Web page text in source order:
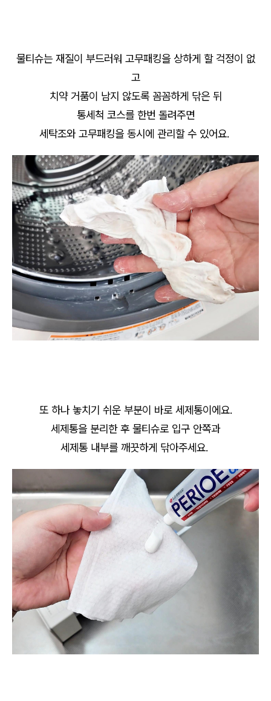
물티슈는 재질이 부드러워 고무패킹을 상하게 할 걱정이 없
고
치약 거품이 남지 않도록 꼼꼼하게 닦은 뒤
통세척 코스를 한번 돌려주면
세탁조와 고무패킹을 동시에 관리할 수 있어요.
또 하나 놓치기 쉬운 부분이 바로 세제통이에요.
세제통을 분리한 후 물티슈로 입구 안쪽과
세제통 내부를 깨끗하게 닦아주세요.